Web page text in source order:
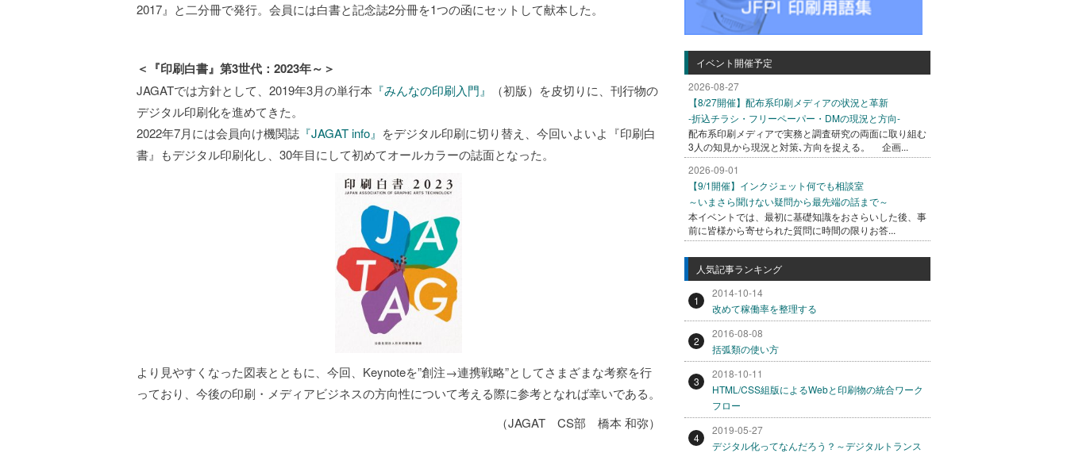
2017』と二分冊で発行。会員には白書と記念誌2分冊を1つの函にセットして献本した。
＜『印刷白書』第3世代：2023年～＞
JAGATでは方針として、2019年3月の単行本 『みんなの印刷入門』
（初版）を皮切りに、刊行物の
デジタル印刷化を進めてきた。
2022年7月には会員向け機関誌 『JAGAT info』 をデジタル印刷に切り替え、今回いよいよ『印刷白
書』もデジタル印刷化し、30年目にして初めてオールカラーの誌面となった。
より見やすくなった図表とともに、今回、Keynoteを”創注→連携戦略”としてさまざまな考察を行
っており、今後の印刷・メディアビジネスの方向性について考える際に参考となれば幸いである。
（JAGAT CS部 橋本 和弥）
イベント開催予定
2026-08-27
【8/27開催】配布系印刷メディアの状況と革新
-折込チラシ・フリーペーパー・DMの現況と方向-
配布系印刷メディアで実務と調査研究の両面に取り組む
3人の知見から現況と対策､方向を捉える。 企画...
2026-09-01
【9/1開催】インクジェット何でも相談室
～いまさら聞けない疑問から最先端の話まで～
本イベントでは、最初に基礎知識をおさらいした後、事
前に皆様から寄せられた質問に時間の限りお答...
人気記事ランキング
1
2014-10-14
改めて稼働率を整理する
2
2016-08-08
括弧類の使い方
3
2018-10-11
HTML/CSS組版によるWebと印刷物の統合ワーク
フロー
4
2019-05-27
デジタル化ってなんだろう？～デジタルトランス